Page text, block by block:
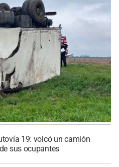
19: volcó un camión
sus ocupantes